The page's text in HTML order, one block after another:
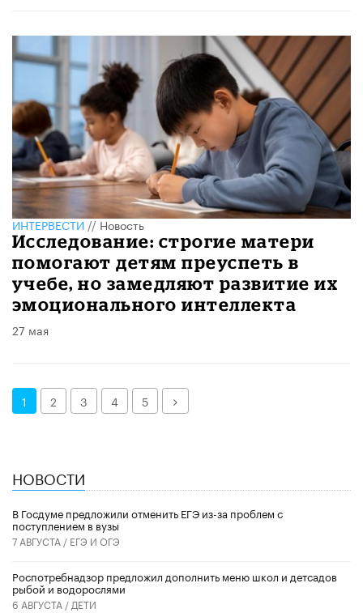
ИНТЕРВЕСТИ//Новость
Исследование: строгие матери
помогают детям преуспеть в
учебе, но замедляют развитие их
эмоционального интеллекта
27 мая
1 2 3 4 5 Далее
НОВОСТИ
В Госдуме предложили отменить ЕГЭ из-за проблем с
поступлением в вузы
7 АВГУСТА / ЕГЭ И ОГЭ
Роспотребнадзор предложил дополнить меню школ и детсадов
рыбой и водорослями
6 АВГУСТА / ДЕТИ